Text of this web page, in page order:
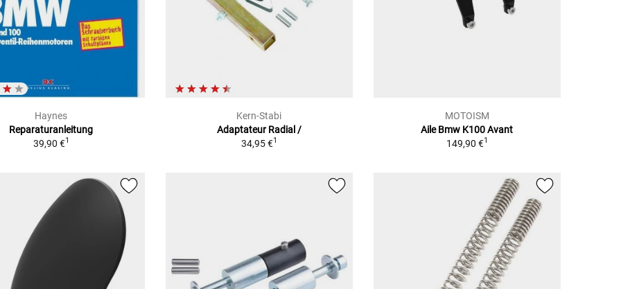
Haynes
Reparaturanleitung
39,90 €1
Kern-Stabi
Adaptateur Radial /
34,95 €1
MOTOISM
Aile Bmw K100 Avant
149,90 €1